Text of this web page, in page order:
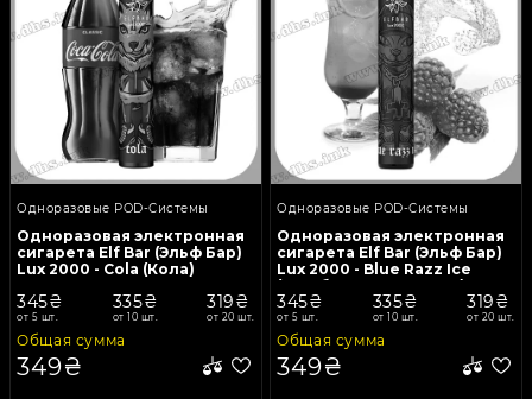
Одноразовые POD-Системы
Одноразовая электронная
сигарета Elf Bar (Эльф Бар)
Lux 2000 - Cola (Кола)
345₴
от 5 шт.
335₴
от 10 шт.
319₴
от 20 шт.
Общая сумма
349₴
Одноразовые POD-Системы
Одноразовая электронная
сигарета Elf Bar (Эльф Бар)
Lux 2000 - Blue Razz Ice
(Голубая Малина, Лед)
345₴
от 5 шт.
335₴
от 10 шт.
319₴
от 20 шт.
Общая сумма
349₴